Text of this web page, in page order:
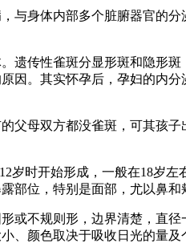
与身体内部多个脏腑器官的
遗传性雀斑分显形斑和隐形
因。其实怀孕后，孕妇的内
父母双方都没雀斑，可其孩
岁时开始形成，一般在18岁
部位，特别是面部，尤以鼻
或不规则形，边界清楚，直
、颜色取决于吸收日光的量